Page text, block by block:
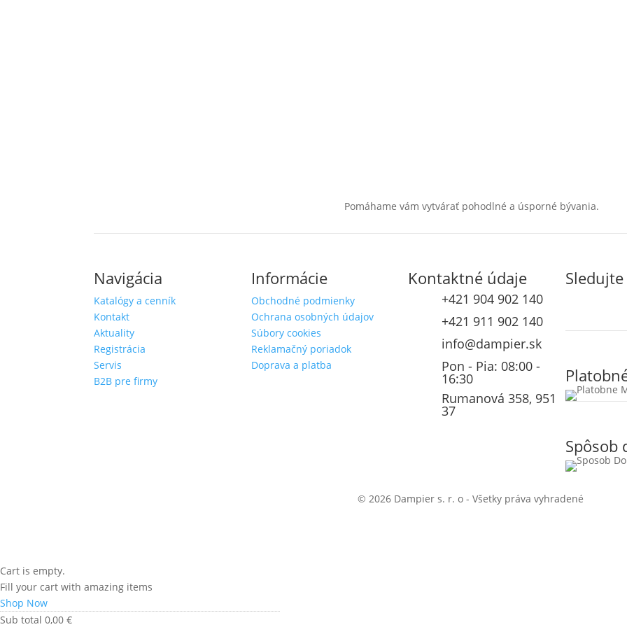
Pomáhame vám vytvárať pohodlné a úsporné bývania.
Navigácia
Katalógy a cenník
Kontakt
Aktuality
Registrácia
Servis
B2B pre firmy
Informácie
Obchodné podmienky
Ochrana osobných údajov
Súbory cookies
Reklamačný poriadok
Doprava a platba
Kontaktné údaje
+421 904 902 140
+421 911 902 140
info@dampier.sk
Pon - Pia: 08:00 -
16:30
Rumanová 358, 951
37
Spôsob
© 2026 Dampier s. r. o - Všetky práva vyhradené
Cart is empty.
Fill your cart with amazing items
Shop Now
Sub total 0,00 €